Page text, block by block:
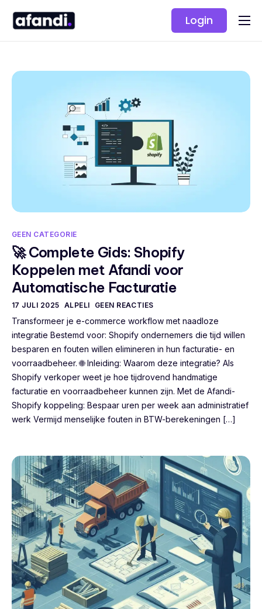
Oplossingen
Login
GEEN CATEGORIE
🚀 Complete Gids: Shopify
Koppelen met Afandi voor
Automatische Facturatie
17 JULI 2025 ALPELI GEEN REACTIES
Transformeer je e-commerce workflow met naadloze
integratie Bestemd voor: Shopify ondernemers die tijd willen
besparen en fouten willen elimineren in hun facturatie- en
voorraadbeheer. 🌐 Inleiding: Waarom deze integratie? Als
Shopify verkoper weet je hoe tijdrovend handmatige
facturatie en voorraadbeheer kunnen zijn. Met de Afandi-
Shopify koppeling: Bespaar uren per week aan administratief
werk Vermijd menselijke fouten in BTW-berekeningen […]